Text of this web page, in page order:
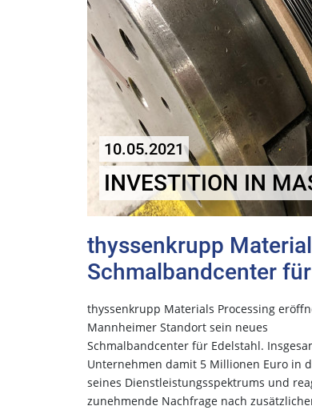
10.05.2021
INVESTITION IN
thyssenkrupp
Schmalbandcenter
thyssenkrupp Materials Processing
Mannheimer Standort sein neues
Schmalbandcenter für Edelstahl.
Unternehmen damit 5 Millionen Euro in
seines Dienstleistungsspektrums und
zunehmende Nachfrage nach